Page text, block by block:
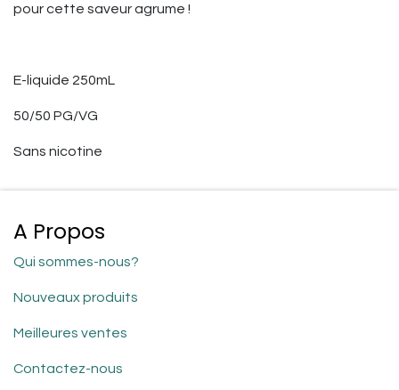
pour cette saveur agrume !
E-liquide 250mL
50/50 PG/VG
Sans nicotine
A Propos
Qui sommes-nous?
Nouveaux produits
Meilleures ventes
Contactez-nous